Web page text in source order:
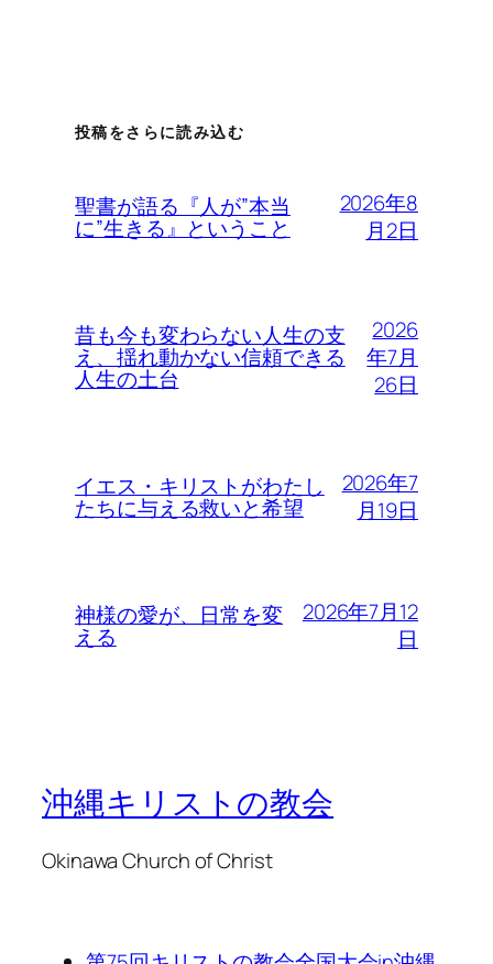
投稿をさらに読み込む
聖書が語る『人が”本当
に”生きる』ということ
2026年8
月2日
昔も今も変わらない人生の支
え、揺れ動かない信頼できる
人生の土台
2026
年7月
26日
イエス・キリストがわたし
たちに与える救いと希望
2026年7
月19日
神様の愛が、日常を変
える
2026年7月12
日
沖縄キリストの教会
Okinawa Church of Christ